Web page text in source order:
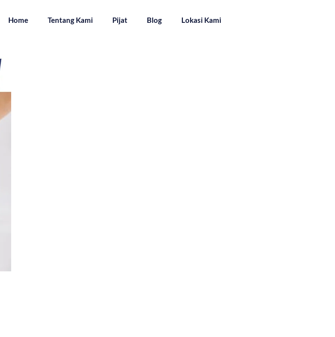
Home Tentang Kami Pijat Blog Lokasi Kami